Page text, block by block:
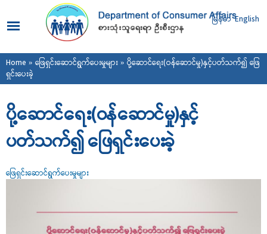
main
content
မြန်မာ English
You are here
Home » ဖြေရှင်းဆောင်ရွက်ပေးမှုများ» ပို့ဆောင်ရေး(ဝန်ဆောင်မှု)နှင့်ပတ်သက်၍ ‌ဖြေ
ရှင်းပေးခဲ့
ပို့ဆောင်ရေး(ဝန်ဆောင်မှု)နှင့်
ပတ်သက်၍ ‌ဖြေရှင်းပေးခဲ့
ဖြေရှင်းဆောင်ရွက်ပေးမှုများ